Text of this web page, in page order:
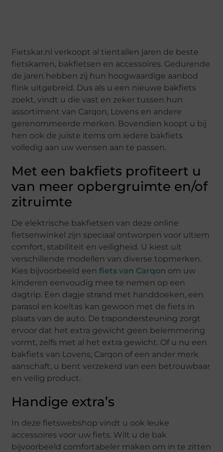
Fietskar.nl verkoopt al tientallen jaren de beste
fietskarren, bakfietsen en accessoires. Gedurende
de jaren hebben zij hun hoogwaardige aanbod
flink uitgebreid. Dus als u een nieuwe bakfiets
zoekt, vindt u die vast en zeker tussen hun
assortiment van Carqon, Lovens en andere
gerenommeerde merken. Bovendien koopt u bij
hen ook de juiste items om iedere bakfiets
volledig aan uw wensen aan te passen.
Met een bakfiets profiteert u
van meer opbergruimte en/of
zitruimte
De elektrische bakfietsen van deze online
fietsenwinkel zijn speciaal ontworpen voor ultiem
comfort, stabiliteit en veiligheid. U kiest uit
verschillende modellen van diverse topmerken.
Kies bijvoorbeeld eenfiets van Carqon om uw
kinderen eenvoudig mee te nemen op een
dagtrip. Een dagje strand met handdoeken, een
parasol en koeltas kan gewoon met de fiets in
plaats van de auto. De trapondersteuning zorgt
ervoor dat het extra gewicht geen belemmering
vormt, zelfs met al het extra gewicht. Of u nu een
bakfiets van Lovens, Carqon of een ander merk
aanschaft, u bent verzekerd van een betrouwbaar
en veilig product.
Handige extra’s
In deze fietswebshop vindt u ook leuke
accessoires voor uw fiets. Wilt u de bak
bijvoorbeeld comfortabeler maken om in te zitten